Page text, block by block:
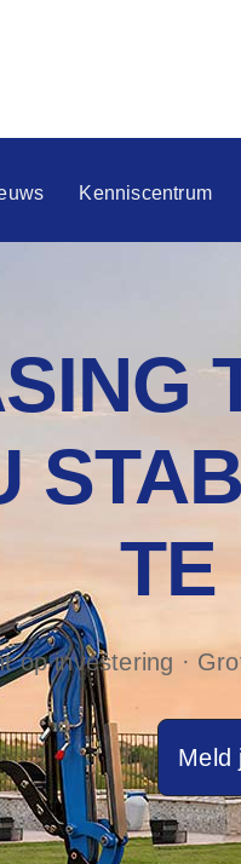
Kenniscentrum
TE
op investering ·
Meld